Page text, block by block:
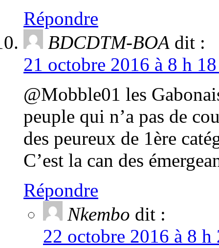
Répondre
BDCDTM-BOA dit :
21 octobre 2016 à 8 h
@Mobble01 les
peuple qui n’a pas de
des peureux de 1ère
C’est la can des
Répondre
Nkembo dit :
22 octobre 2016 à 8